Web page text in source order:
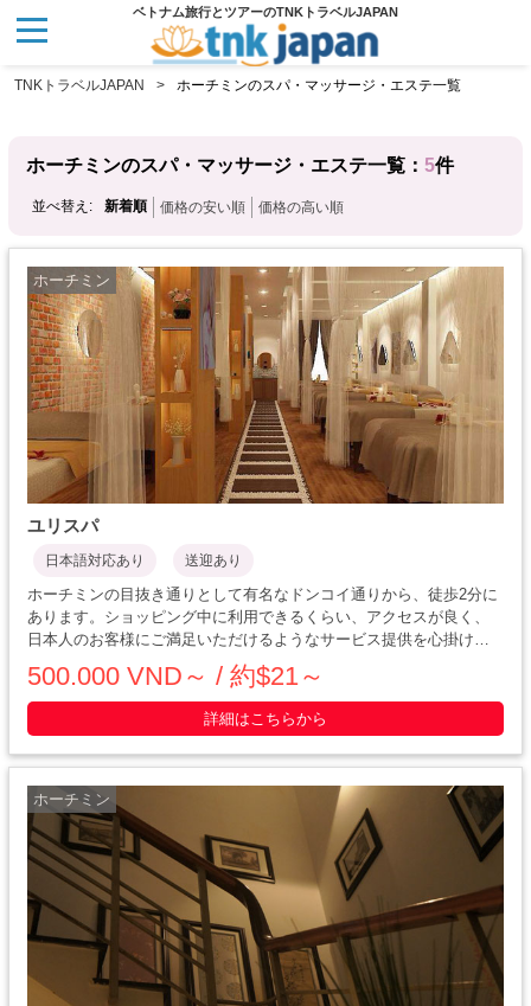
ベトナム旅行とツアーのTNKトラベルJAPAN
TNKトラベルJAPAN ホーチミンのスパ・マッサージ・エステ一覧
ホーチミンのスパ・マッサージ・エステ一覧： 5件
並べ替え: 新着順 価格の安い順 価格の高い順
ホーチミン
ユリスパ
日本語対応あり 送迎あり
ホーチミンの目抜き通りとして有名なドンコイ通りから、徒歩2分に
あります。ショッピング中に利用できるくらい、アクセスが良く、
日本人のお客様にご満足いただけるようなサービス提供を心掛けて
いるため、ご滞在中にリピートされるお客様も多いです。マッサー
ジの料金はすべてチップ込のため、チップの習慣があまりない
日・・・・・
500.000 VND～ / 約$21～
詳細はこちらから
ホーチミン